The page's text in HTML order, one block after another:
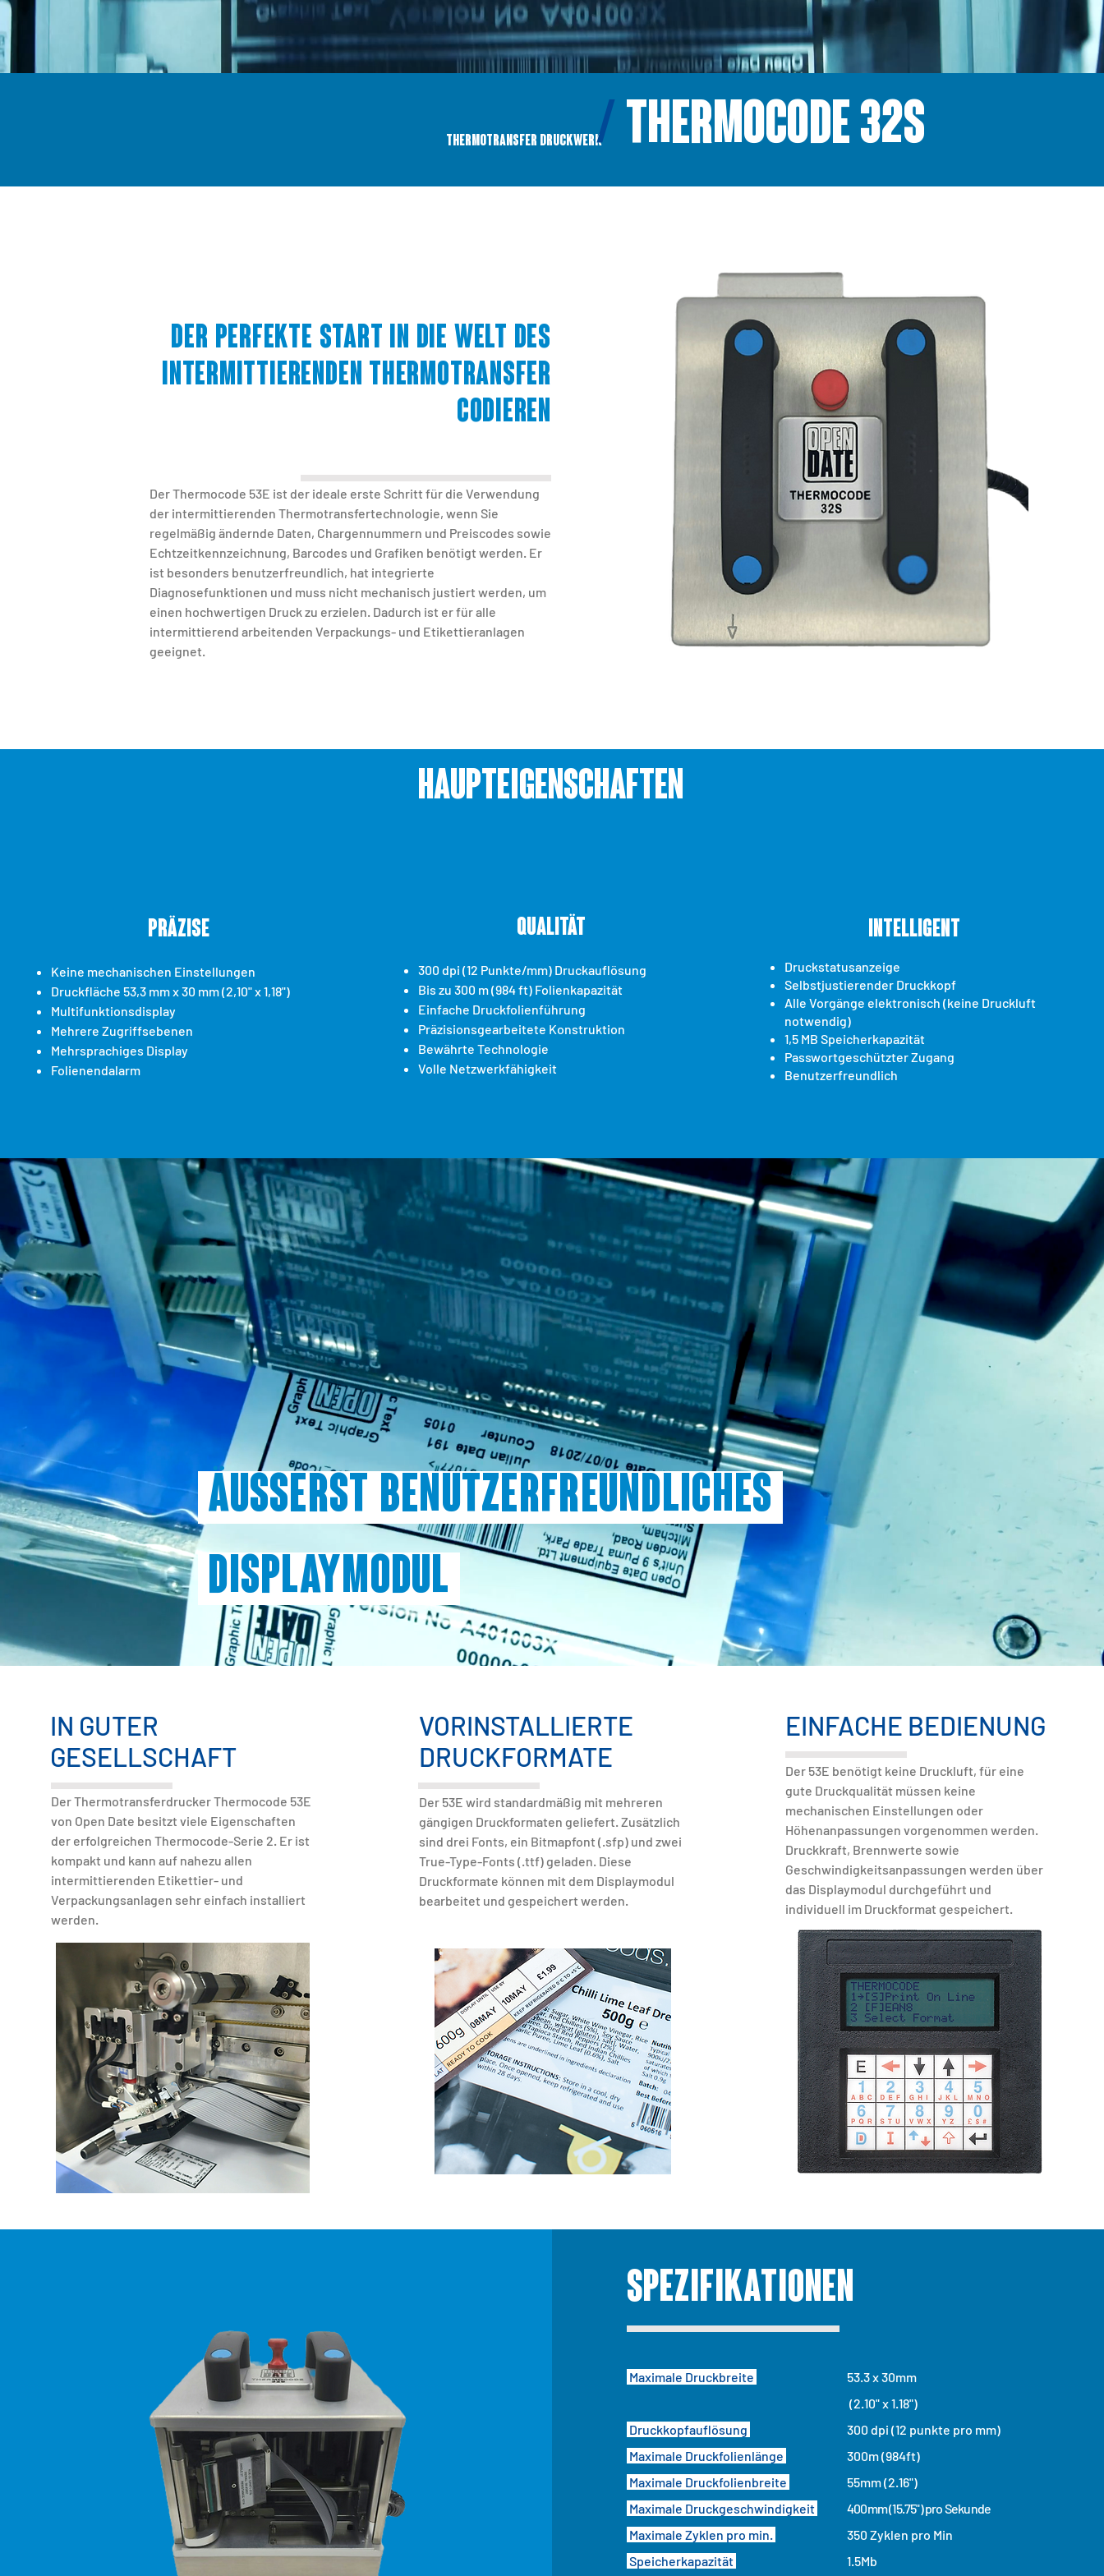
THERMOTRANSFER DRUCKWERK/ THERMOCODE 32S
DER PERFEKTE START IN DIE WELT DES
INTERMITTIERENDEN THERMOTRANSFER
CODIEREN
Der Thermocode 53E ist der ideale erste Schritt für die Verwendung
der intermittierenden Thermotransfertechnologie, wenn Sie
regelmäßig ändernde Daten, Chargennummern und Preiscodes sowie
Echtzeitkennzeichnung, Barcodes und Grafiken benötigt werden. Er
ist besonders benutzerfreundlich, hat integrierte
Diagnosefunktionen und muss nicht mechanisch justiert werden, um
einen hochwertigen Druck zu erzielen. Dadurch ist er für alle
intermittierend arbeitenden Verpackungs- und Etikettieranlagen
geeignet.
Präzise
Keine mechanischen Einstellungen
Druckfläche 53,3 mm x 30 mm (2,10" x 1,18")
Multifunktionsdisplay
Mehrere Zugriffsebenen
Mehrsprachiges Display
Folienendalarm
Haupteigenschaften
Qualität
300 dpi (12 Punkte/mm) Druckauflösung
Bis zu 300 m (984 ft) Folienkapazität
Einfache Druckfolienführung
Präzisionsgearbeitete Konstruktion
Bewährte Technologie
Volle Netzwerkfähigkeit
Intelligent
Druckstatusanzeige
Selbstjustierender Druckkopf
Alle Vorgänge elektronisch (keine Druckluft
notwendig)
1,5 MB Speicherkapazität
Passwortgeschützter Zugang
Benutzerfreundlich
Äusserst benutzerfreundliches
Displaymodul
IN GUTER
GESELLSCHAFT
Der Thermotransferdrucker Thermocode 53E
von Open Date besitzt viele Eigenschaften
der erfolgreichen Thermocode-Serie 2. Er ist
kompakt und kann auf nahezu allen
intermittierenden Etikettier- und
Verpackungsanlagen sehr einfach installiert
werden.
VORINSTALLIERTE
DRUCKFORMATE
Der 53E wird standardmäßig mit mehreren
gängigen Druckformaten geliefert. Zusätzlich
sind drei Fonts, ein Bitmapfont (.sfp) und zwei
True-Type-Fonts (.ttf) geladen. Diese
Druckformate können mit dem Displaymodul
bearbeitet und gespeichert werden.
EINFACHE BEDIENUNG
Der 53E benötigt keine Druckluft, für eine
gute Druckqualität müssen keine
mechanischen Einstellungen oder
Höhenanpassungen vorgenommen werden.
Druckkraft, Brennwerte sowie
Geschwindigkeitsanpassungen werden über
das Displaymodul durchgeführt und
individuell im Druckformat gespeichert.
Spezifikationen
Maximale Druckbreite
Druckkopfauflösung
Maximale Druckfolienlänge
Maximale Druckfolienbreite
Maximale Druckgeschwindigkeit
Maximale Zyklen pro min.
Speicherkapazität
53.3 x 30mm
(2.10" x 1.18")
300 dpi (12 punkte pro mm)
300m (984ft)
55mm (2.16")
400mm (15.75") pro Sekunde
350 Zyklen pro Min
1.5Mb